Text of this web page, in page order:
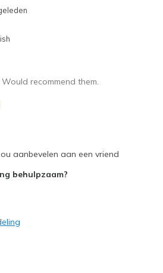
recommend them.
aanbevelen aan een vriend
behulpzaam?